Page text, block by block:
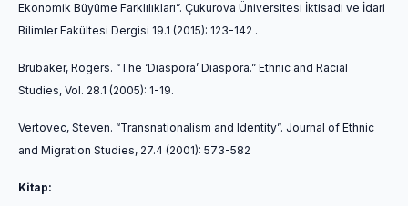
Ekonomik Büyüme Farklılıkları”. Çukurova Üniversitesi İktisadi ve İdari
Bilimler Fakültesi Dergisi 19.1 (2015): 123-142 .
Brubaker, Rogers. “The ‘Diaspora’ Diaspora.” Ethnic and Racial
Studies, Vol. 28.1 (2005): 1-19.
Vertovec, Steven. “Transnationalism and Identity”. Journal of Ethnic
and Migration Studies, 27.4 (2001): 573-582
Kitap: